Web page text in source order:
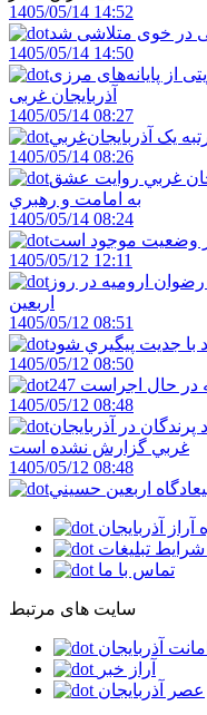
1405/05/14 14:52
در خوی متلاشی شد
1405/05/14 14:50
از پایانه‌های مرزی
آذربایجان ‌غربی
1405/05/14 08:27
يک آذربايجان‌غربي
1405/05/14 08:26
غربي روايت عشق
به امامت و رهبري
1405/05/14 08:24
از وضعيت موجود است
1405/05/12 12:11
ارومیه در روز
اربعین
1405/05/12 08:51
با جديت پيگيري شود
1405/05/12 08:50
در حال اجراست
1405/05/12 08:48
در آذربايجان
غربي گزارش نشده است
1405/05/12 08:48
اربعين حسيني
آراز آذربایجان
تبلیغات
تماس با ما
سایت های مرتبط
امانت آذربایجان
آراز خبر
عصر آذربایجان